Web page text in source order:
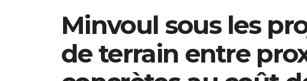
Minvoul sous les
de terrain entre